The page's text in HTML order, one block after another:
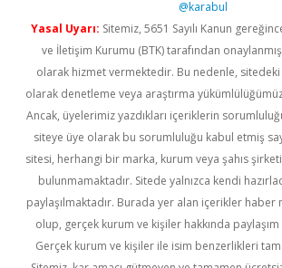
@karabul
Yasal Uyarı: Sitemiz, 5651 Sayılı Kanun
ve İletişim Kurumu (BTK) tarafından onaylanmış
olarak hizmet vermektedir. Bu nedenle,
olarak denetleme veya araştırma
Ancak, üyelerimiz yazdıkları içeriklerin
siteye üye olarak bu sorumluluğu kabul etmiş
sitesi, herhangi bir marka, kurum veya şahıs
bulunmamaktadır. Sitede yalnızca kendi
paylaşılmaktadır. Burada yer alan içerikler haber
olup, gerçek kurum ve kişiler hakkında paylaşım
Gerçek kurum ve kişiler ile isim benzerlikleri